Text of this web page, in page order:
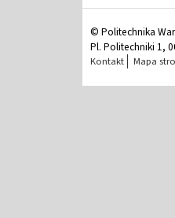
© Politechnika
Pl. Politechniki 1,
Kontakt Mapa